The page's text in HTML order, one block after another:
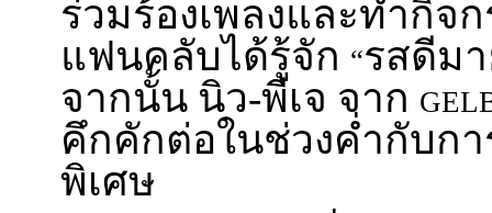
ร่วมร้องเพลงและทำกิจ
แฟนคลับได้รู้จัก “รสดีม
จากนั้น นิว-พีเจ จาก
คึกคักต่อในช่วงค่ำกับกา
พิเศษ